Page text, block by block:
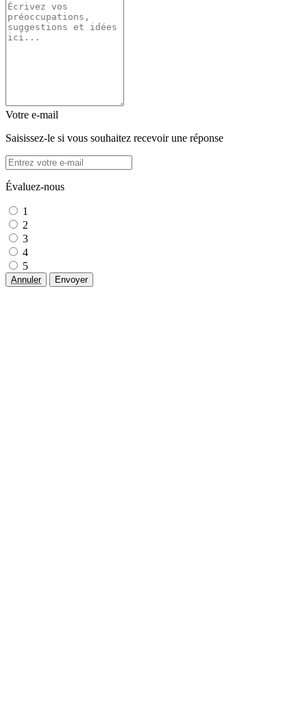
Votre e-mail
Saisissez-le si vous souhaitez recevoir une réponse
Évaluez-nous
1
2
3
4
5
Annuler Envoyer